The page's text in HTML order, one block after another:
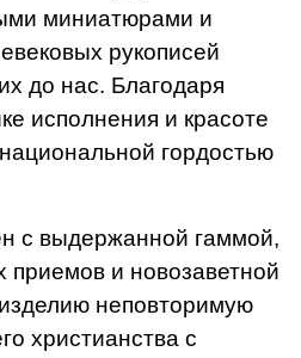
миниатюрами и
рукописей
до нас. Благодаря
исполнения и красоте
гордостью
с выдержанной гаммой,
приемов и новозаветной
неповторимую
христианства с